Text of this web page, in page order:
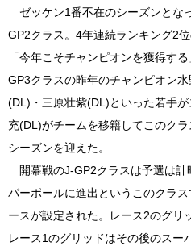
ゼッケン1番不在のシーズンとな
GP2クラス。4年連続ランキング2
「今年こそチャンピオンを獲得す
GP3クラスの昨年のチャンピオン
(DL)・三原壮紫(DL)といった若手
充(DL)がチームを移籍してこのク
シーズンを迎えた。
開幕戦のJ-GP2クラスは予選は計
パーポールに進出というこのクラ
ースが設定された。レース2のグリ
レース1のグリッドはその後のスー